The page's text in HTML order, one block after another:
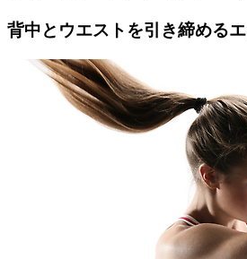
背中とウエストを引き締める